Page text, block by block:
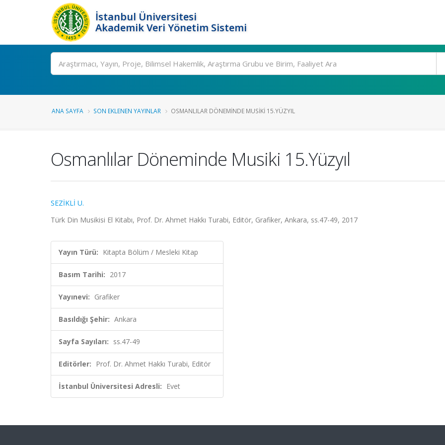
İstanbul Üniversitesi
Akademik Veri Yönetim Sistemi
Ara
ANA SAYFA SON EKLENEN YAYINLAR OSMANLILAR DÖNEMINDE MUSIKI 15.YÜZYIL
Osmanlılar Döneminde Musiki 15.Yüzyıl
SEZİKLİ U.
Türk Din Musikisi El Kitabı, Prof. Dr. Ahmet Hakkı Turabi, Editör, Grafiker, Ankara, ss.47-49, 2017
Yayın Türü: Kitapta Bölüm / Mesleki Kitap
Basım Tarihi: 2017
Yayınevi: Grafiker
Basıldığı Şehir: Ankara
Sayfa Sayıları: ss.47-49
Editörler: Prof. Dr. Ahmet Hakkı Turabi, Editör
İstanbul Üniversitesi Adresli: Evet